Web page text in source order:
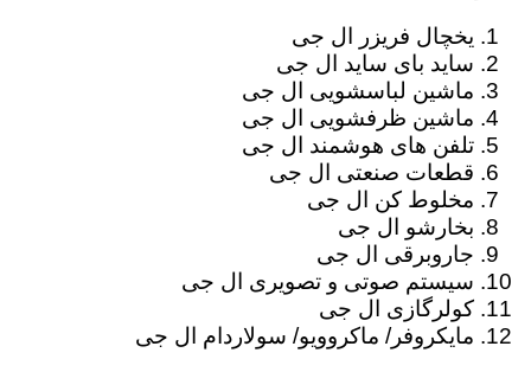
یخچال فریزر ال جی
ساید بای ساید ال جی
ماشین لباسشویی ال جی
ماشین ظرفشویی ال جی
تلفن های هوشمند ال جی
قطعات صنعتی ال جی
مخلوط کن ال جی
بخارشو ال جی
جاروبرقی ال جی
سیستم صوتی و تصویری ال جی
کولرگازی ال جی
مایکروفر/ ماکروویو/ سولاردام ال جی